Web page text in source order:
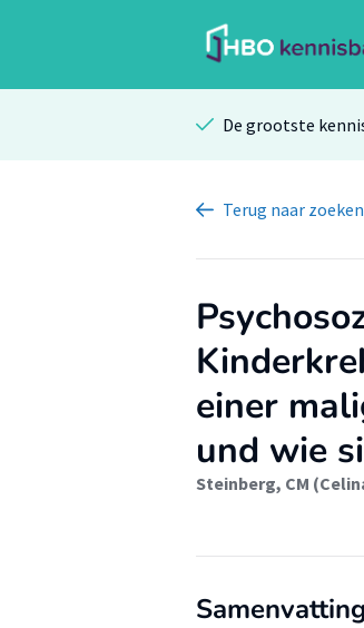
De grootste
Terug naar zoeken
einer
und wie
Steinberg, CM
Samenvatting